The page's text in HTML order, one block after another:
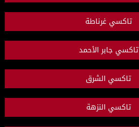
تاكسي غرناطة
تاكسي جابر الأحمد
تاكسي الشرق
تاكسي النزهة